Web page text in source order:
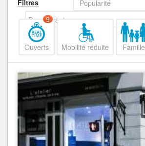
Filtres
Popularité
Decroissant
Ouverts
9
Mobilité réduite Famille